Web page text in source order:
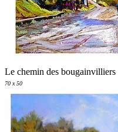
Le chemin des bougainvilliers
70 x 50